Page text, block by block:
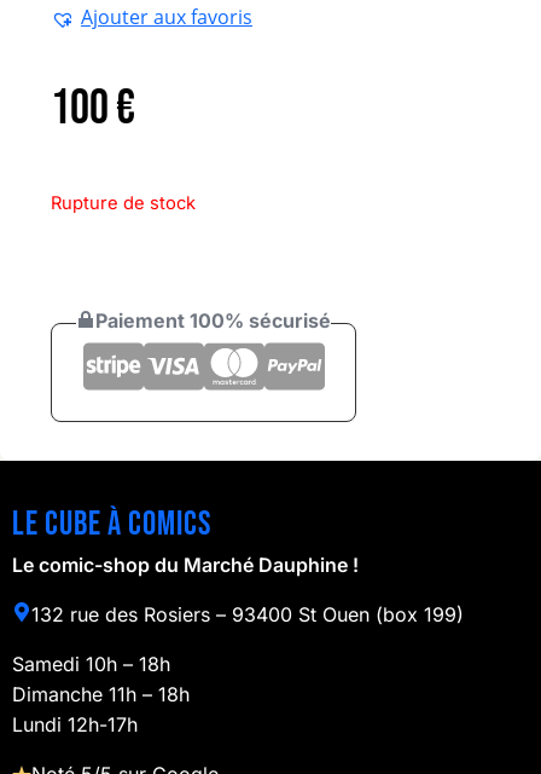
Ajouter aux favoris
100€
Rupture de stock
Paiement 100% sécurisé
Le cube à comics
Le comic-shop du Marché Dauphine !
132 rue des Rosiers – 93400 St Ouen (box 199)
Samedi 10h – 18h
Dimanche 11h – 18h
Lundi 12h-17h